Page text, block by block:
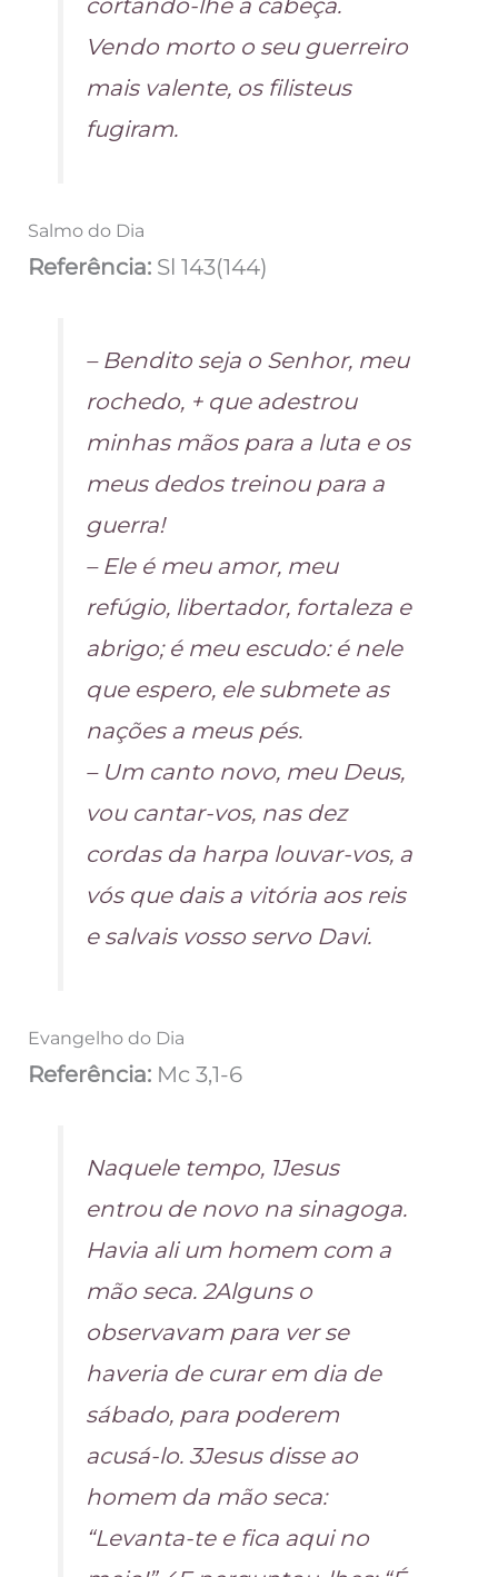
cortando-lhe a cabeça.
Vendo morto o seu guerreiro
mais valente, os filisteus
fugiram.
Salmo do Dia
Referência: Sl 143(144)
– Bendito seja o Senhor, meu
rochedo, + que adestrou
minhas mãos para a luta e os
meus dedos treinou para a
guerra!
– Ele é meu amor, meu
refúgio, libertador, fortaleza e
abrigo; é meu escudo: é nele
que espero, ele submete as
nações a meus pés.
– Um canto novo, meu Deus,
vou cantar-vos, nas dez
cordas da harpa louvar-vos, a
vós que dais a vitória aos reis
e salvais vosso servo Davi.
Evangelho do Dia
Referência: Mc 3,1-6
Naquele tempo, 1Jesus
entrou de novo na sinagoga.
Havia ali um homem com a
mão seca. 2Alguns o
observavam para ver se
haveria de curar em dia de
sábado, para poderem
acusá-lo. 3Jesus disse ao
homem da mão seca:
“Levanta-te e fica aqui no